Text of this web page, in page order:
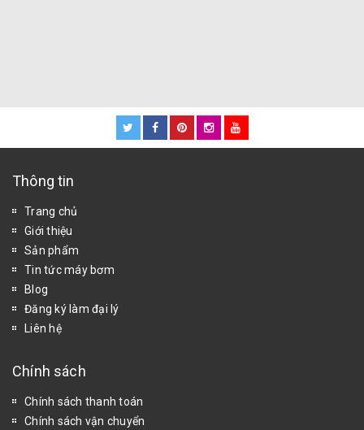
Thông tin
Trang chủ
Giới thiệu
Sản phẩm
Tin tức máy bơm
Blog
Đăng ký làm đại lý
Liên hệ
Chính sách
Chính sách thanh toán
Chính sách vận chuyển